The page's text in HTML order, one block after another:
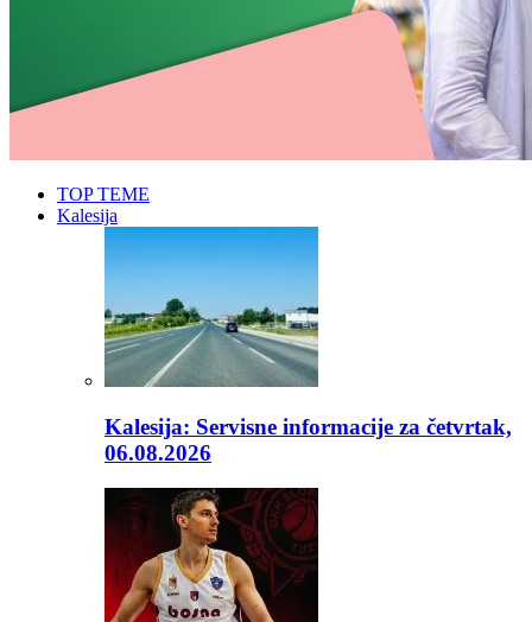
TOP TEME
Kalesija
Kalesija: Servisne informacije za četvrtak,
06.08.2026